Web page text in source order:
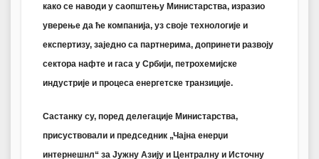
како се наводи у саопштењу Министарства, изразио
уверење да ће компанија, уз своје технологије и
експертизу, заједно са партнерима, допринети развоју
сектора нафте и гаса у Србији, петрохемијске
индустрије и процеса енергетске транзиције.
Састанку су, поред делегације Министарства,
присуствовали и председник „Чајна енерџи
интернешнл“ за Јужну Азију и Централну и Источну